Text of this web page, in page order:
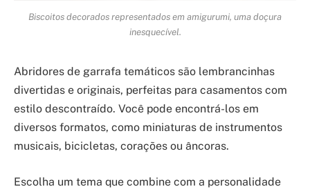
Biscoitos decorados representados em amigurumi, uma doçura
inesquecível.
Abridores de garrafa temáticos são lembrancinhas
divertidas e originais, perfeitas para casamentos com
estilo descontraído. Você pode encontrá-los em
diversos formatos, como miniaturas de instrumentos
musicais, bicicletas, corações ou âncoras.
Escolha um tema que combine com a personalidade